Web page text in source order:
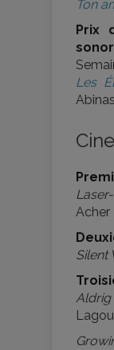
Ton
Prix
Les
Acher
Silent
Aldrig